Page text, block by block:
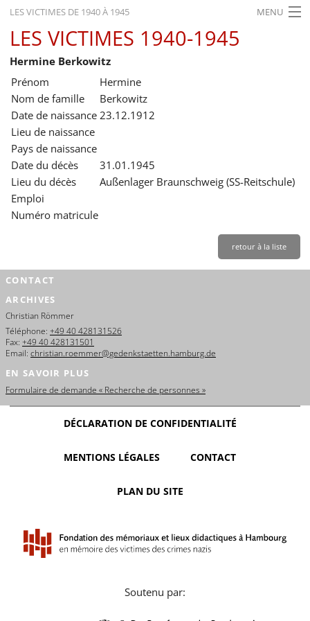
LES VICTIMES DE 1940 À 1945 MENU
ACCUEIL
ACTUALITÉS
EXPOSITIONS
HISTORIQUE
FORMATION
RECHERCHE
SERVICE
LES VICTIMES 1940-1945
Hermine Berkowitz
Prénom
Hermine
Nom de famille
Berkowitz
Date de naissance 23.12.1912
Lieu de naissance
Pays de naissance
Date du décès
31.01.1945
Lieu du décès
Außenlager Braunschweig (SS-Reitschule)
Emploi
Numéro matricule
retour à la liste
CONTACT
ARCHIVES
Christian Römmer
Téléphone: +49 40 428131526
Fax: +49 40 428131501
Email: christian.roemmer@gedenkstaetten.hamburg.de
EN SAVOIR PLUS
Formulaire de demande « Recherche de personnes »
DÉCLARATION DE CONFIDENTIALITÉ
MENTIONS LÉGALES CONTACT
PLAN DU SITE
Soutenu par: